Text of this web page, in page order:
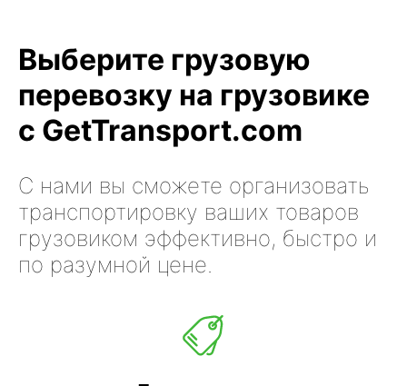
Выберите грузовую
перевозку на грузовике
с GetTransport.com
С нами вы сможете организовать
транспортировку ваших товаров
грузовиком эффективно, быстро и
по разумной цене.